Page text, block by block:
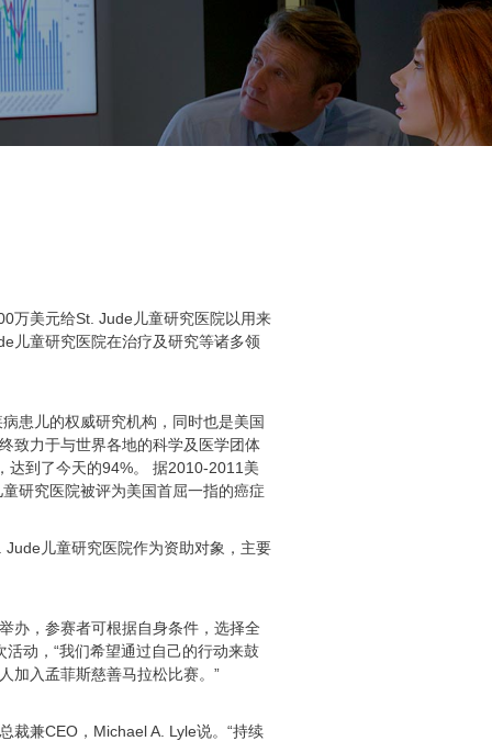
万美元给St. Jude儿童研究医院以用来
儿童研究医院在治疗及研究等诸多领
患儿的权威研究机构，同时也是美国
致力于与世界各地的科学及医学团体
达到了今天的94%。 据2010-2011美
研究医院被评为美国首屈一指的癌症
儿童研究医院作为资助对象，主要
办，参赛者可根据自身条件，选择全
动，“我们希望通过自己的行动来鼓
加入孟菲斯慈善马拉松比赛。”
裁兼CEO，Michael A. Lyle说。“持续